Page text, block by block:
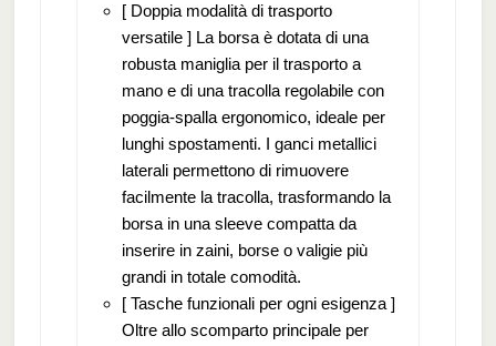
[ Doppia modalità di trasporto
versatile ] La borsa è dotata di una
robusta maniglia per il trasporto a
mano e di una tracolla regolabile con
poggia-spalla ergonomico, ideale per
lunghi spostamenti. I ganci metallici
laterali permettono di rimuovere
facilmente la tracolla, trasformando la
borsa in una sleeve compatta da
inserire in zaini, borse o valigie più
grandi in totale comodità.
[ Tasche funzionali per ogni esigenza ]
Oltre allo scomparto principale per